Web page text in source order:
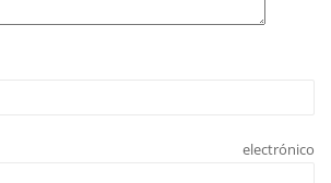
electrónico